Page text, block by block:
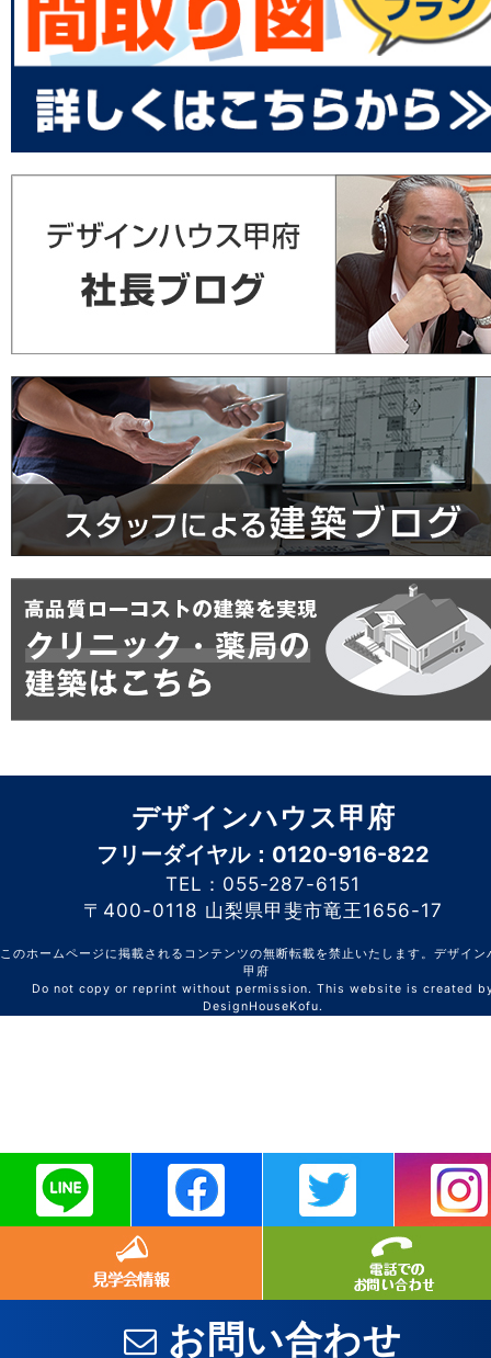
デザインハウス甲府
フリーダイヤル：0120-916-822
TEL：055-287-6151
〒400-0118 山梨県甲斐市竜王1656-17
このホームページに掲載されるコンテンツの無断転載を禁止いたします。デザイン
甲府
Do not copy or reprint without permission. This website is created
DesignHouseKofu.
お問い合わせ